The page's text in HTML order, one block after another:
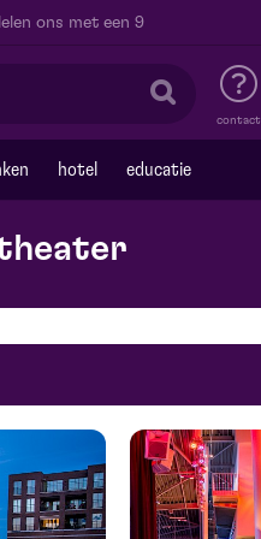
ons met een 9
contact
hotel educatie